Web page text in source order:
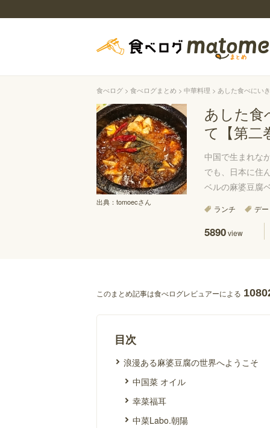
食べログ 食べログまとめ 中華料理 あした食べにい
出典： tomoecさん
あした食
て【第二
中国で生まれな
でも、日本に住
ベルの麻婆豆腐
ランチ デ
5890view
このまとめ記事は食べログレビュアーによる
目次
浪漫ある麻婆豆腐の世界へようこそ
中国菜 オイル
幸菜福耳
中菜Labo.朝陽